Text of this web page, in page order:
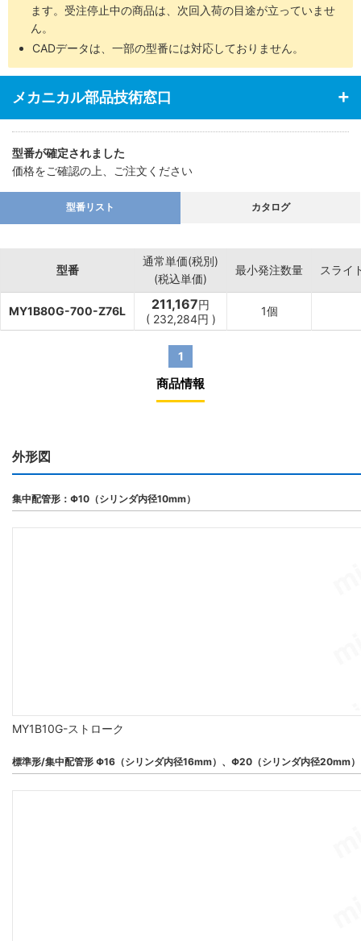
ます。受注停止中の商品は、次回入荷の目途が立っていませ
ん。
CADデータは、一部の型番には対応しておりません。
メカニカル部品技術窓口
型番が確定されました
価格をご確認の上、ご注文ください
型番リスト カタログ
型番
通常単価(税別)
(税込単価)
最小発注数量 スライ
MY1B80G-700-Z76L 211,167円
( 232,284円 )
1個
1
商品情報
外形図
集中配管形：Φ10（シリンダ内径10mm）
MY1B10G-ストローク
標準形/集中配管形 Φ16（シリンダ内径16mm）、Φ20（シリンダ内径20mm）